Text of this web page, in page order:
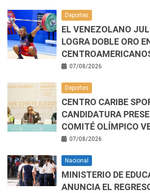
Deportes
EL VENEZOLANO
LOGRA DOBLE ORO
07/08/2026
Deportes
CENTRO CARIBE
CANDIDATURA
COMITÉ OLÍMPICO
07/08/2026
Nacional
MINISTERIO DE
ANUNCIA EL